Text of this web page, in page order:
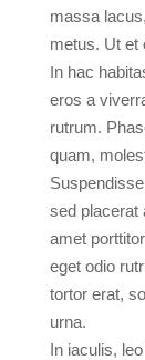
massa
metus. Ut et
In hac
eros a
rutrum.
quam,
sed placerat
amet
eget odio
tortor erat,
urna.
In iaculis,